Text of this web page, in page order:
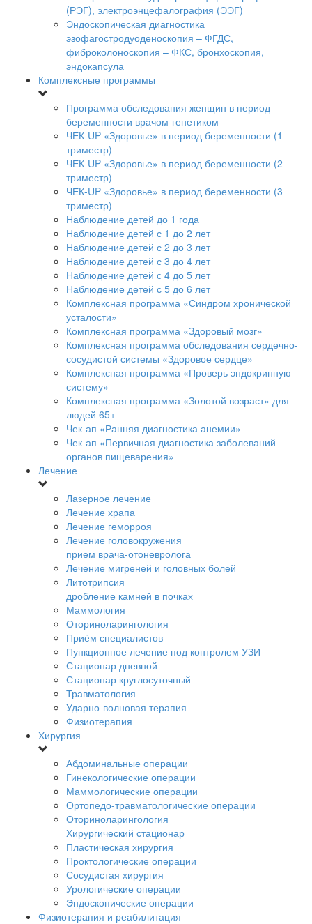
(РЭГ), электроэнцефалография (ЭЭГ)
Эндоскопическая диагностика
эзофагостродуоденоскопия – ФГДС,
фиброколоноскопия – ФКС, бронхоскопия,
эндокапсула
Комплексные программы
Программа обследования женщин в период
беременности врачом-генетиком
ЧЕК-UP «Здоровье» в период беременности (1
триместр)
ЧЕК-UP «Здоровье» в период беременности (2
триместр)
ЧЕК-UP «Здоровье» в период беременности (3
триместр)
Наблюдение детей до 1 года
Наблюдение детей с 1 до 2 лет
Наблюдение детей с 2 до 3 лет
Наблюдение детей с 3 до 4 лет
Наблюдение детей с 4 до 5 лет
Наблюдение детей с 5 до 6 лет
Комплексная программа «Синдром хронической
усталости»
Комплексная программа «Здоровый мозг»
Комплексная программа обследования сердечно-
сосудистой системы «Здоровое сердце»
Комплексная программа «Проверь эндокринную
систему»
Комплексная программа «Золотой возраст» для
людей 65+
Чек-ап «Ранняя диагностика анемии»
Чек-ап «Первичная диагностика заболеваний
органов пищеварения»
Лечение
Лазерное лечение
Лечение храпа
Лечение геморроя
Лечение головокружения
прием врача-отоневролога
Лечение мигреней и головных болей
Литотрипсия
дробление камней в почках
Маммология
Оториноларингология
Приём специалистов
Пункционное лечение под контролем УЗИ
Стационар дневной
Стационар круглосуточный
Травматология
Ударно-волновая терапия
Физиотерапия
Хирургия
Абдоминальные операции
Гинекологические операции
Маммологические операции
Ортопедо-травматологические операции
Оториноларингология
Хирургический стационар
Пластическая хирургия
Проктологические операции
Сосудистая хирургия
Урологические операции
Эндоскопические операции
Физиотерапия и реабилитация